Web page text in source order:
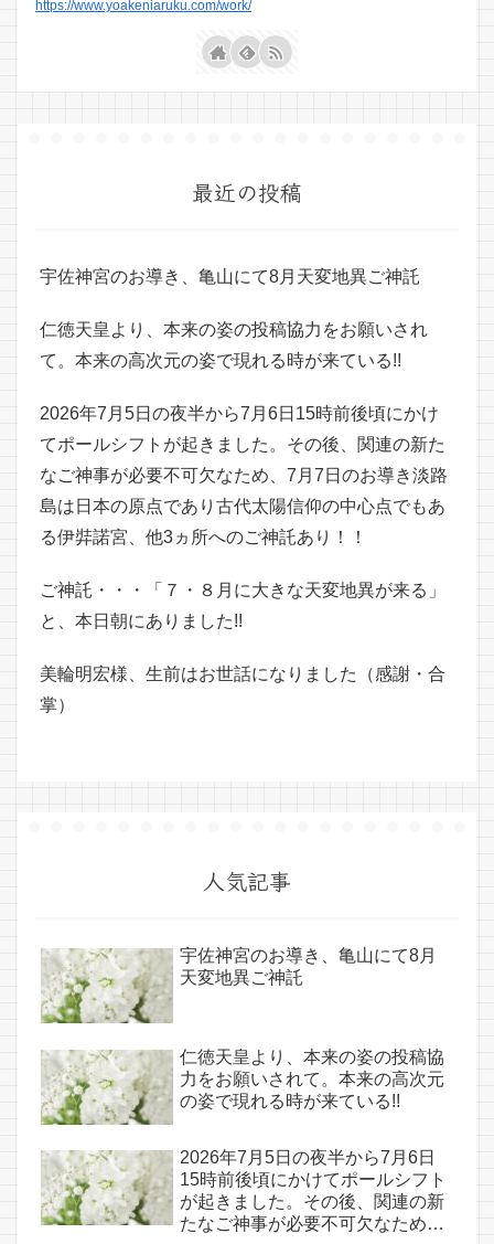
https://www.yoakeniaruku.com/work/
最近の投稿
宇佐神宮のお導き、亀山にて8月天変地異ご神託
仁徳天皇より、本来の姿の投稿協力をお願いされ
て。本来の高次元の姿で現れる時が来ている!!
2026年7月5日の夜半から7月6日15時前後頃にかけ
てポールシフトが起きました。その後、関連の新た
なご神事が必要不可欠なため、7月7日のお導き淡路
島は日本の原点であり古代太陽信仰の中心点でもあ
る伊弉諾宮、他3ヵ所へのご神託あり！！
ご神託・・・「７・８月に大きな天変地異が来る」
と、本日朝にありました!!
美輪明宏様、生前はお世話になりました（感謝・合
掌）
人気記事
宇佐神宮のお導き、亀山にて8月
天変地異ご神託
仁徳天皇より、本来の姿の投稿協
力をお願いされて。本来の高次元
の姿で現れる時が来ている!!
2026年7月5日の夜半から7月6日
15時前後頃にかけてポールシフト
が起きました。その後、関連の新
たなご神事が必要不可欠なため、